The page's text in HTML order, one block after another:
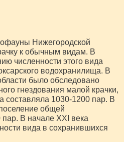
Нижегородской
к обычным видам. В
численности этого вида
водохранилища. В
было обследовано
гнездования малой крачки,
составляла 1030-1200 пар. В
общей
В начале XXI века
вида в сохранившихся